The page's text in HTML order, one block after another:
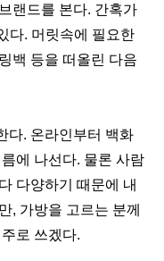
랜드를 본다. 간혹가
다. 머릿속에 필요한
백 등을 떠올린 다음
다. 온라인부터 백화
에 나선다. 물론 사람
다양하기 때문에 내
, 가방을 고르는 분께
로 쓰겠다.